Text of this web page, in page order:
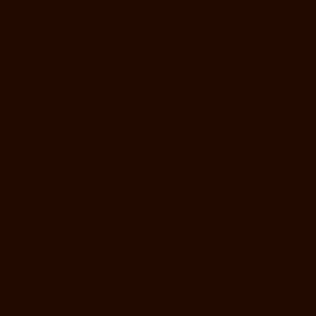
trong y học hiện đại ngày nay, được các vua chúa tin
liệu vàng.
mở rộng thị trường đông trùng hạ thảo cũng như
khác nhau, xem
lấy từ thiên nhiên. Sản phẩm là một giải pháp dành